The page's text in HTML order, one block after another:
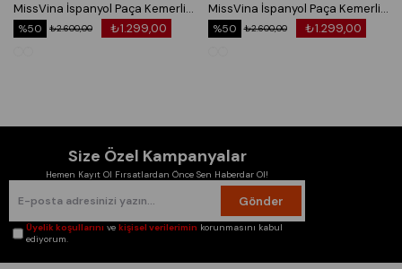
MissVina İspanyol Paça Kemerli Pantolon 3950
₺1.299,00
₺2.600,00
%50
MissVina İspanyol Paça Kemerli Pantolon 3950
₺1.299,00
₺2.600,00
%50
Size Özel Kampanyalar
Hemen Kayıt Ol Fırsatlardan Önce Sen Haberdar Ol!
Gönder
Üyelik koşullarını vekişisel verilerimin korunmasını kabul
ediyorum.